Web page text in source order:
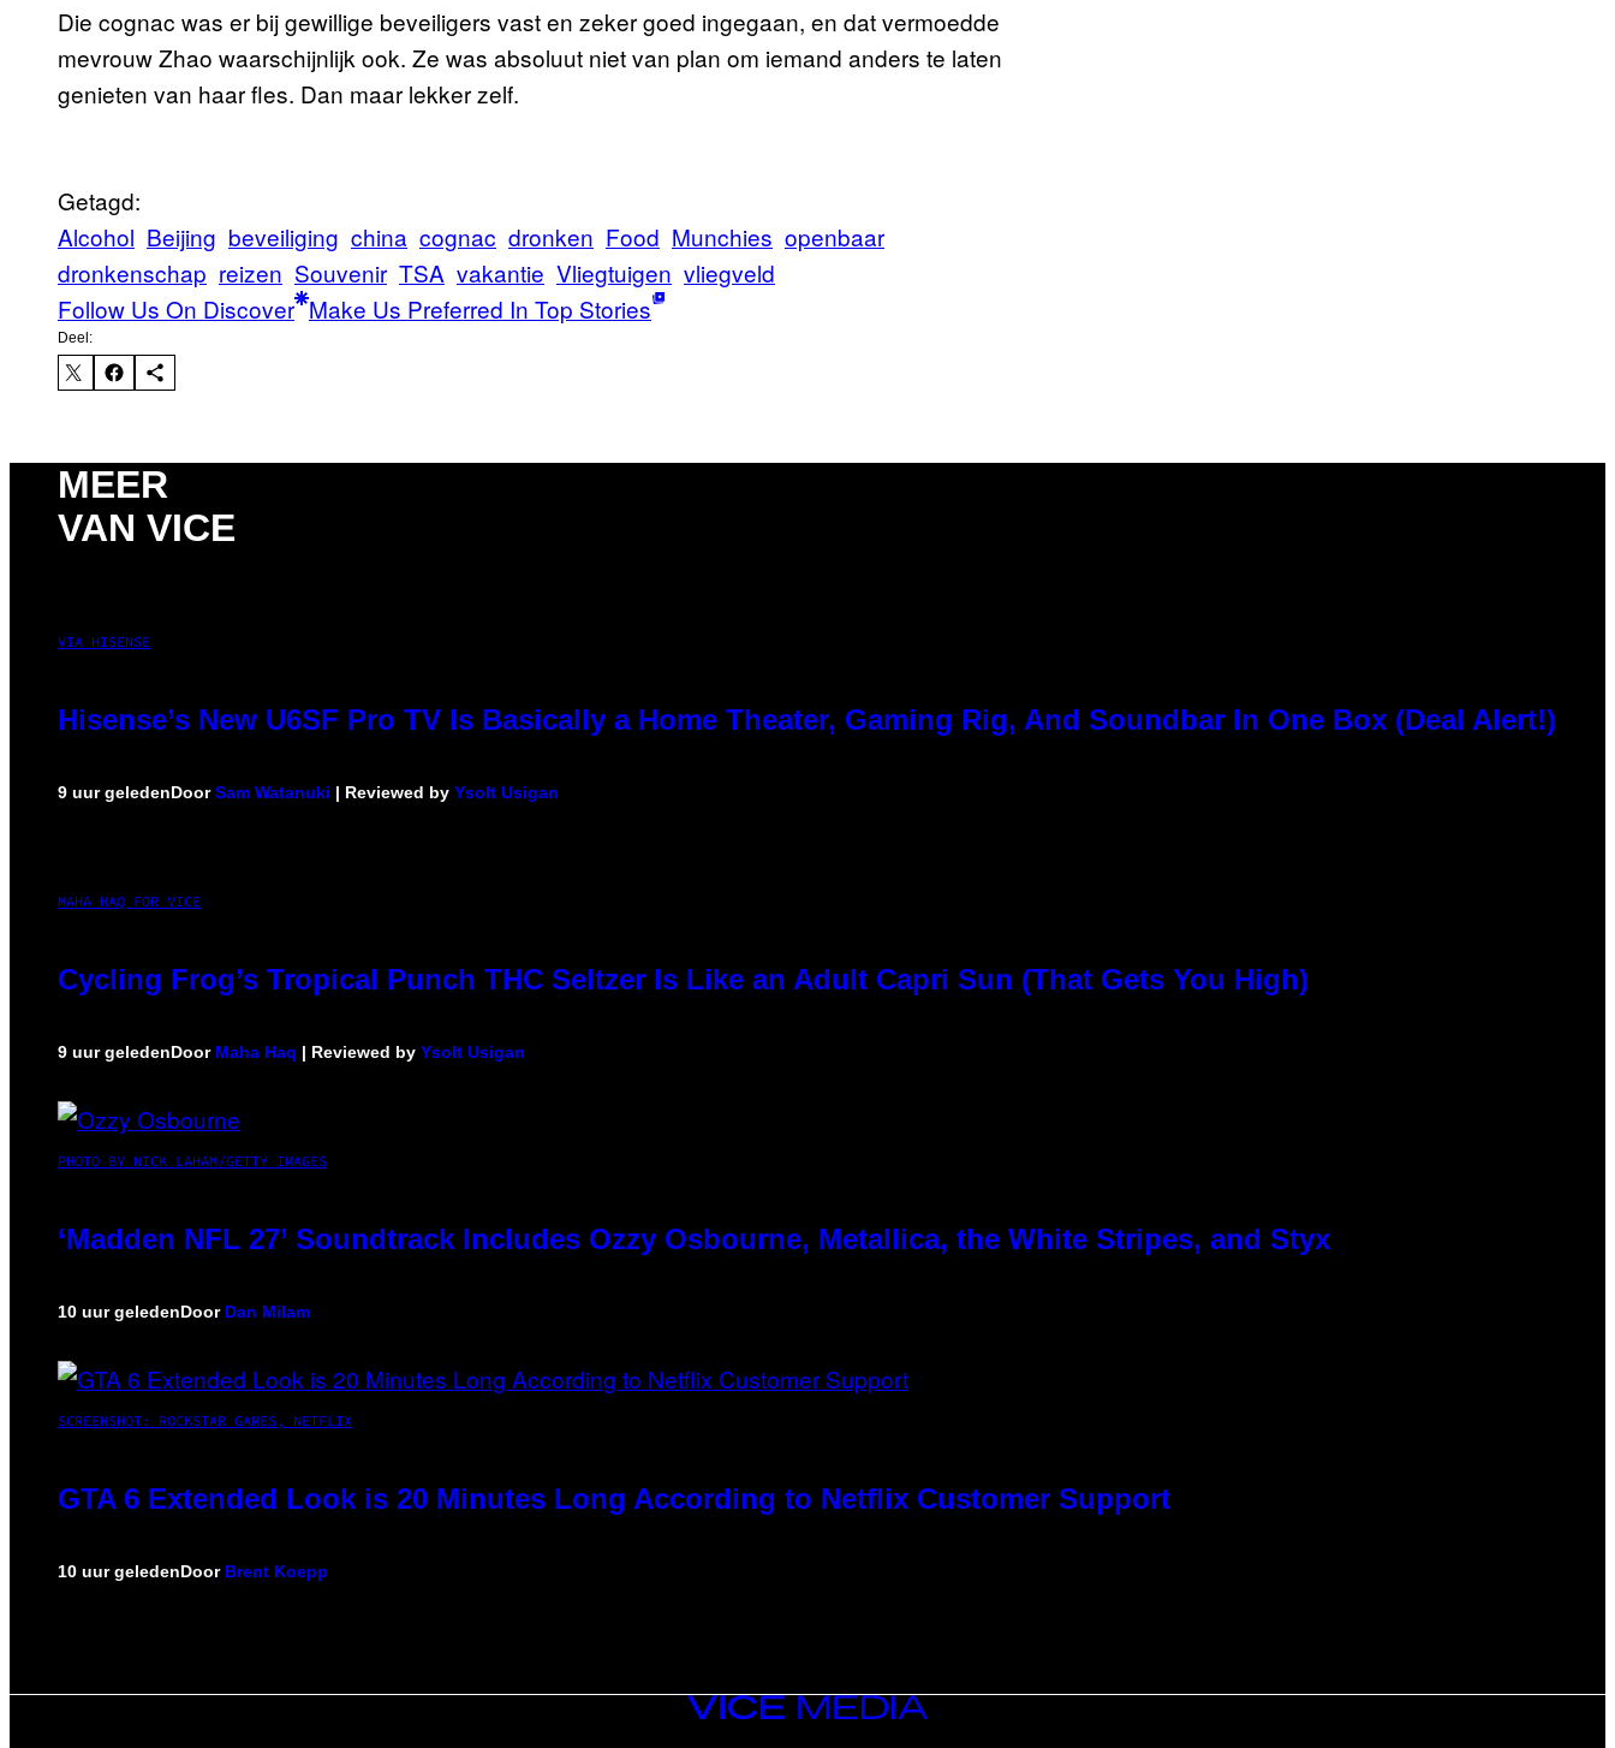
Die cognac was er bij gewillige beveiligers vast en zeker goed ingegaan, en dat vermoedde
mevrouw Zhao waarschijnlijk ook. Ze was absoluut niet van plan om iemand anders te laten
genieten van haar fles. Dan maar lekker zelf.
Getagd:
Alcohol Beijing beveiliging china cognac dronken Food Munchies openbaar
dronkenschap reizen Souvenir TSA vakantie Vliegtuigen vliegveld
Follow Us On Discover Make Us Preferred In Top Stories
Deel:
MEER
VAN VICE
VIA HISENSE
Hisense’s New U6SF Pro TV Is Basically a Home Theater, Gaming Rig, And Soundbar In One Box (Deal Alert!)
9 uur geledenDoorSam Watanuki | Reviewed by Ysolt Usigan
MAHA HAQ FOR VICE
Cycling Frog’s Tropical Punch THC Seltzer Is Like an Adult Capri Sun (That Gets You High)
9 uur geledenDoor Maha Haq | Reviewed by Ysolt Usigan
PHOTO BY NICK LAHAM/GETTY IMAGES
‘Madden NFL 27’ Soundtrack Includes Ozzy Osbourne, Metallica, the White Stripes, and Styx
10 uur geledenDoor Dan Milam
SCREENSHOT: ROCKSTAR GAMES, NETFLIX
GTA 6 Extended Look is 20 Minutes Long According to Netflix Customer Support
10 uur geledenDoor Brent Koepp
VICE
MEDIA